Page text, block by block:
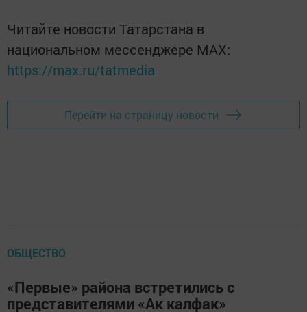
Читайте новости Татарстана в
национальном мессенджере MАХ:
https://max.ru/tatmedia
Перейти на страницу новости
ОБЩЕСТВО
«Первые» района встретились с
представителями «Ак калфак»